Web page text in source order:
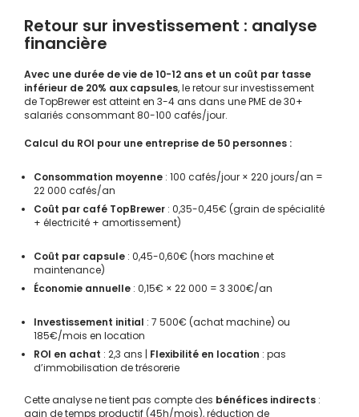
Retour sur investissement : analyse
financière
Avec une durée de vie de 10-12 ans et un coût par tasse
inférieur de 20% aux capsules, le retour sur investissement
de TopBrewer est atteint en 3-4 ans dans une PME de 30+
salariés consommant 80-100 cafés/jour.
Calcul du ROI pour une entreprise de 50 personnes :
Consommation moyenne : 100 cafés/jour × 220 jours/an =
22 000 cafés/an
Coût par café TopBrewer : 0,35-0,45€ (grain de spécialité
+ électricité + amortissement)
Coût par capsule : 0,45-0,60€ (hors machine et
maintenance)
Économie annuelle : 0,15€ × 22 000 = 3 300€/an
Investissement initial : 7 500€ (achat machine) ou
185€/mois en location
ROI en achat : 2,3 ans | Flexibilité en location : pas
d’immobilisation de trésorerie
Cette analyse ne tient pas compte des bénéfices indirects :
gain de temps productif (45h/mois), réduction de